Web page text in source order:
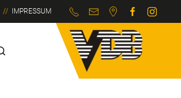
// IMPRESSUM